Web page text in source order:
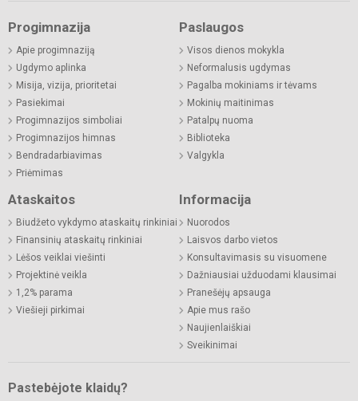
Progimnazija
Apie progimnaziją
Ugdymo aplinka
Misija, vizija, prioritetai
Pasiekimai
Progimnazijos simboliai
Progimnazijos himnas
Bendradarbiavimas
Priėmimas
Paslaugos
Visos dienos mokykla
Neformalusis ugdymas
Pagalba mokiniams ir tėvams
Mokinių maitinimas
Patalpų nuoma
Biblioteka
Valgykla
Ataskaitos
Biudžeto vykdymo ataskaitų rinkiniai
Finansinių ataskaitų rinkiniai
Lėšos veiklai viešinti
Projektinė veikla
1,2% parama
Viešieji pirkimai
Informacija
Nuorodos
Laisvos darbo vietos
Konsultavimasis su visuomene
Dažniausiai užduodami klausimai
Pranešėjų apsauga
Apie mus rašo
Naujienlaiškiai
Sveikinimai
Pastebėjote klaidų?